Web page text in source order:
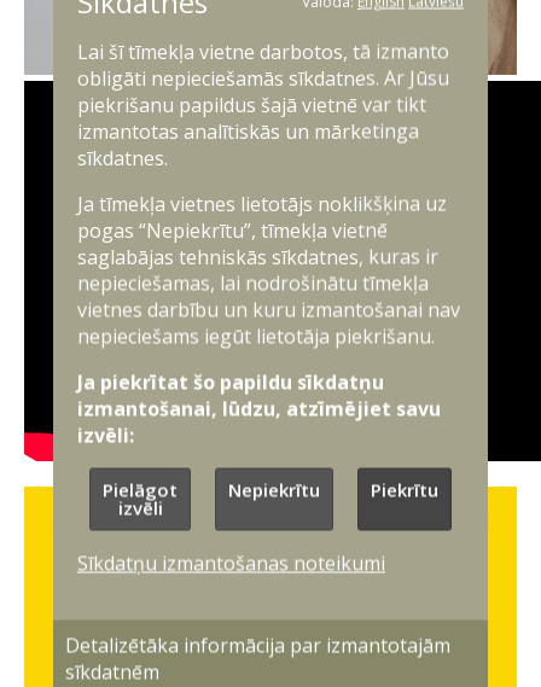
Lai šī tīmekļa vietne darbotos, tā izmanto
obligāti nepieciešamās sīkdatnes. Ar Jūsu
piekrišanu papildus šajā vietnē var tikt
izmantotas analītiskās un mārketinga
sīkdatnes.
Ja tīmekļa vietnes lietotājs noklikšķina uz
pogas “Nepiekrītu”, tīmekļa vietnē
saglabājas tehniskās sīkdatnes, kuras ir
nepieciešamas, lai nodrošinātu tīmekļa
vietnes darbību un kuru izmantošanai nav
nepieciešams iegūt lietotāja piekrišanu.
Ja piekrītat šo papildu sīkdatņu
izmantošanai, lūdzu, atzīmējiet savu
izvēli:
Pielāgot
izvēli
Nepiekrītu Piekrītu
Sīkdatņu izmantošanas noteikumi
Detalizētāka informācija par izmantotajām
sīkdatnēm